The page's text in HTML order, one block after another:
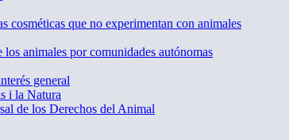
cosméticas que no experimentan con animales
animales por comunidades autónomas
general
i la Natura
de los Derechos del Animal